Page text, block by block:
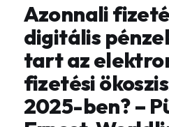
Azonnali
digitális
tart az
fizetési
2025-ben? –